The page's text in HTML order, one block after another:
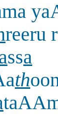
reeru
ssa
th